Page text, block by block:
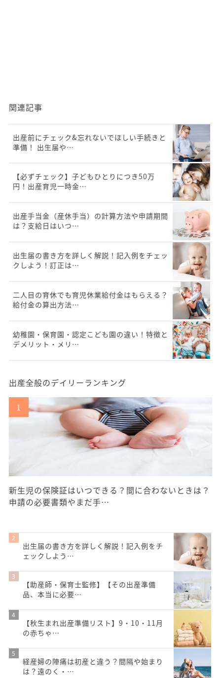
関連記事
出産前にチェック&忘れないでほしい手続きと
準備！ 出生届や…
【必ずチェック】子どもひとりにつき50万
円！出産育児一時金…
出産手当金（産休手当）の計算方法や申請期間
は？支給日はいつ…
出生届の書き方を詳しく解説！記入例をチェッ
クしよう！訂正は…
二人目の育休でも育児休業給付金はもらえる？
給付金の算出方法…
幼稚園・保育園・認定こども園の違い！特徴と
デメリット・メリ…
出産全般のデイリーランキング
新生児の保険証はいつできる？間に合わないときは？
申請の必要書類やまだ手…
出生届の書き方を詳しく解説！記入例をチ
ェックしよう…
【助産師・保育士監修】【その出産準備
品、本当に必要…
【秋生まれ出産準備リスト】9・10・11月
の赤ちゃ…
経産婦の陣痛は初産と違う？間隔や始まり
は？遠のく・…